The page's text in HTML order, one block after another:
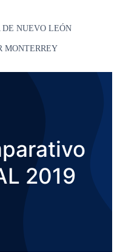
NUEVO LEÓN
MONTERREY
2019